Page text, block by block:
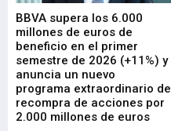
BBVA supera los 6.000
millones de euros de
beneficio en el primer
semestre de 2026 (+11%) y
anuncia un nuevo
programa extraordinario de
recompra de acciones por
2.000 millones de euros